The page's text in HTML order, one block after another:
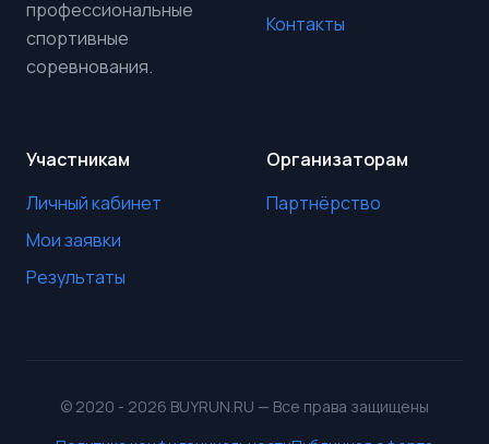
профессиональные
спортивные
соревнования.
Контакты
Участникам
Личный кабинет
Мои заявки
Результаты
Организаторам
Партнёрство
© 2020 - 2026 BUYRUN.RU — Все права защищены